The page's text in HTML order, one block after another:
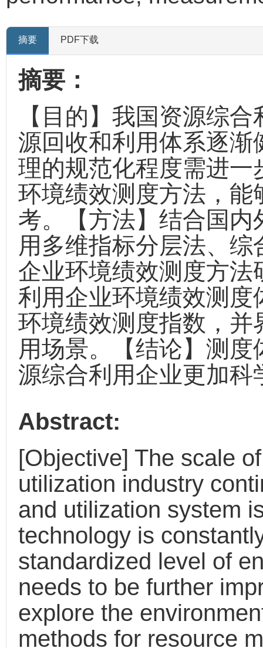
摘要 PDF下载
摘要：
【目的】我国资源综
源回收和利用体系逐
理的规范化程度需进
环境绩效测度方法，
考。【方法】结合国
用多维指标分层法、
企业环境绩效测度方
利用企业环境绩效测
环境绩效测度指数，
用场景。【结论】测
源综合利用企业更加
Abstract:
[Objective] The scale
utilization industry
and utilization system
technology is
standardized level of
needs to be further
explore the
methods for resource